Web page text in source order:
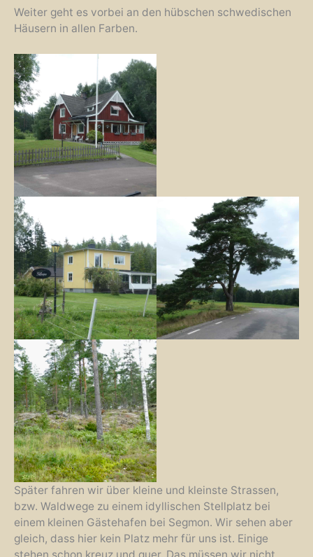
Weiter geht es vorbei an den hübschen schwedischen
Häusern in allen Farben.
Später fahren wir über kleine und kleinste Strassen,
bzw. Waldwege zu einem idyllischen Stellplatz bei
einem kleinen Gästehafen bei Segmon. Wir sehen aber
gleich, dass hier kein Platz mehr für uns ist. Einige